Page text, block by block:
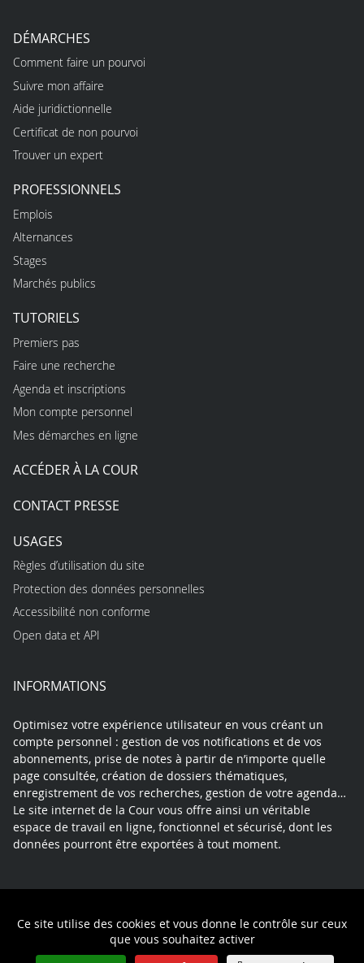
Ce site utilise des cookies et vous donne le contrôle sur ceux
que vous souhaitez activer
DÉMARCHES
Comment faire un pourvoi
Suivre mon affaire
Aide juridictionnelle
Certificat de non pourvoi
Trouver un expert
PROFESSIONNELS
Emplois
Alternances
Stages
Marchés publics
TUTORIELS
Premiers pas
Faire une recherche
Agenda et inscriptions
Mon compte personnel
Mes démarches en ligne
ACCÉDER À LA COUR
CONTACT PRESSE
USAGES
Règles d’utilisation du site
Protection des données personnelles
Accessibilité non conforme
Open data et API
INFORMATIONS
Optimisez votre expérience utilisateur en vous créant un
compte personnel : gestion de vos notifications et de vos
abonnements, prise de notes à partir de n’importe quelle
page consultée, création de dossiers thématiques,
enregistrement de vos recherches, gestion de votre agenda…
Le site internet de la Cour vous offre ainsi un véritable
espace de travail en ligne, fonctionnel et sécurisé, dont les
données pourront être exportées à tout moment.
Politique de confidentialité